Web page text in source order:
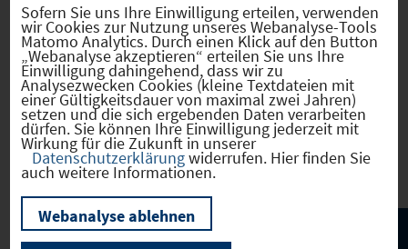
Verkehrsinfrastruktur
Kommunale Infrastruktur
Sofern Sie uns Ihre Einwilligung erteilen, verwenden
wir Cookies zur Nutzung unseres Webanalyse-Tools
Matomo Analytics. Durch einen Klick auf den Button
„Webanalyse akzeptieren“ erteilen Sie uns Ihre
Einwilligung dahingehend, dass wir zu
Analysezwecken Cookies (kleine Textdateien mit
einer Gültigkeitsdauer von maximal zwei Jahren)
setzen und die sich ergebenden Daten verarbeiten
dürfen. Sie können Ihre Einwilligung jederzeit mit
Wirkung für die Zukunft in unserer
Datenschutzerklärungwiderrufen. Hier finden Sie
auch weitere Informationen.
Webanalyse ablehnen